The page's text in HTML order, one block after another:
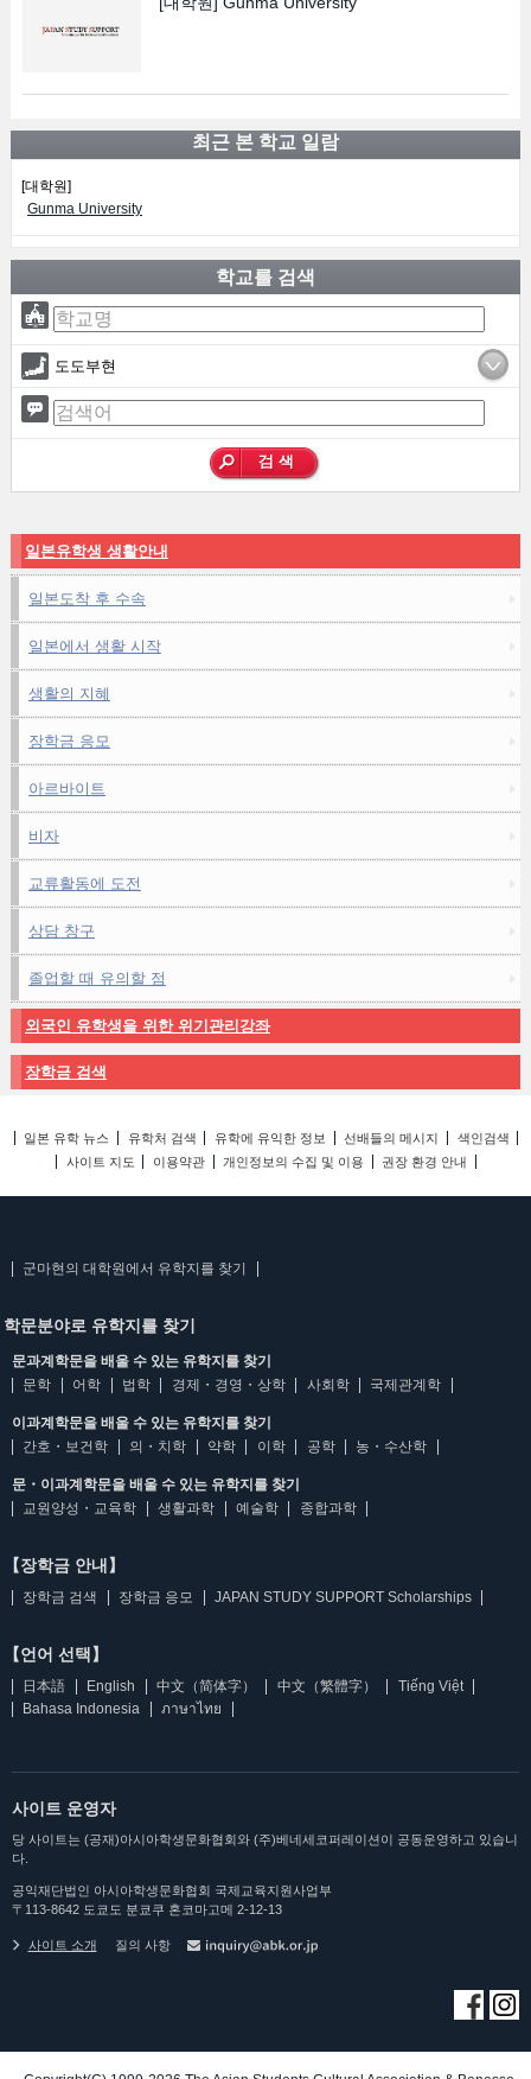
최근 본 학교 일람
[대학원]
Gunma University
학교를 검색
도도부현
일본유학생 생활안내
일본도착 후 수속
일본에서 생활 시작
생활의 지혜
장학금 응모
아르바이트
비자
교류활동에 도전
상담 창구
졸업할 때 유의할 점
외국인 유학생을 위한 위기관리강좌
장학금 검색
일본 유학 뉴스 유학처 검색 유학에 유익한 정보 선배들의 메시지
색인검색
사이트 지도
이용약관 개인정보의 수집 및 이용 권장 환경 안내
군마현의 대학원에서 유학지를 찾기
학문분야로 유학지를 찾기
문과계학문을 배울 수 있는 유학지를 찾기
문학
어학 법학 경제・경영・상학 사회학 국제관계학
이과계학문을 배울 수 있는 유학지를 찾기
간호・보건학
의・치학 약학 이학 공학 농・수산학
문・이과계학문을 배울 수 있는 유학지를 찾기
교원양성・교육학
생활과학 예술학 종합과학
【장학금 안내】
장학금 검색 장학금 응모 JAPAN STUDY SUPPORT Scholarships
【언어 선택】
日本語 English 中文（简体字） 中文（繁體字）
Tiếng Việt
Bahasa Indonesia
ภาษาไทย
사이트 운영자
당 사이트는 (공재)아시아학생문화협회와 (주)베네세코퍼레이션이 공동운영하고 있습니
다.
공익재단법인 아시아학생문화협회 국제교육지원사업부
〒113-8642 도쿄도 분쿄쿠 혼코마고메 2-12-13
사이트 소개 질의 사항